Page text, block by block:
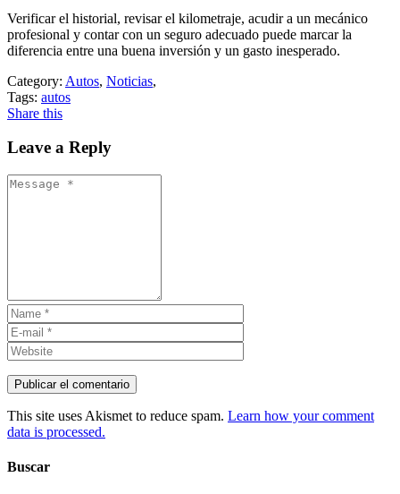
Verificar el historial, revisar el kilometraje, acudir a un mecánico
profesional y contar con un seguro adecuado puede marcar la
diferencia entre una buena inversión y un gasto inesperado.
Category: Autos, Noticias,
Tags: autos
Share this
Leave a Reply
This site uses Akismet to reduce spam. Learn how your comment
data is processed.
Buscar